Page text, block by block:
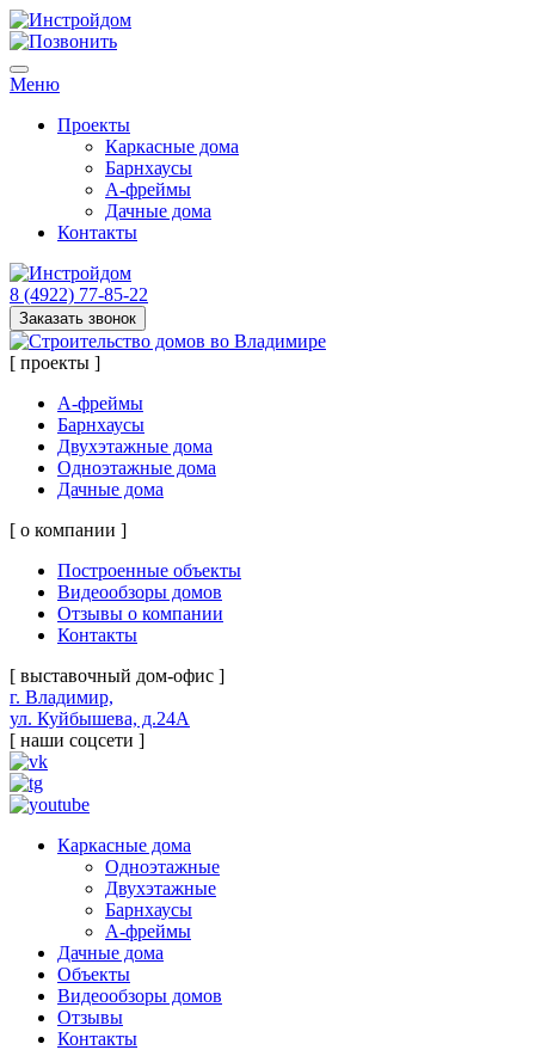
Меню
Проекты
Каркасные дома
Барнхаусы
А-фреймы
Дачные дома
Контакты
8 (4922) 77-85-22
Заказать звонок
[ проекты ]
А-фреймы
Барнхаусы
Двухэтажные дома
Одноэтажные дома
Дачные дома
[ о компании ]
Построенные объекты
Видеообзоры домов
Отзывы о компании
Контакты
[ выставочный дом-офис ]
г. Владимир,
ул. Куйбышева, д.24А
[ наши соцсети ]
Каркасные дома
Одноэтажные
Двухэтажные
Барнхаусы
А-фреймы
Дачные дома
Объекты
Видеообзоры домов
Отзывы
Контакты